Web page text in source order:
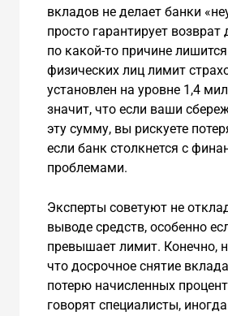
вкладов не делает банки
просто гарантирует возврат
по какой-то причине
физических лиц лимит
установлен на уровне 1,4
значит, что если ваши
эту сумму, вы рискуете
если банк столкнется с
проблемами.
Эксперты советуют не
выводе средств, особенно
превышает лимит. Конечно,
что досрочное снятие
потерю начисленных
говорят специалисты,